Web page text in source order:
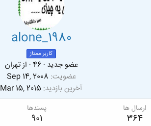
alone_1980
کاربر ممتاز
عضو جدید ·
46
· ازتهران
عضویت Sep 14, 2008
آخرین بازدید Mar 15, 2015
ارسال ها
364
پسندها
901